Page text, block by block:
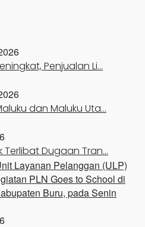
Penjualan Li…
dan Maluku Uta…
Terlibat Dugaan Tran…